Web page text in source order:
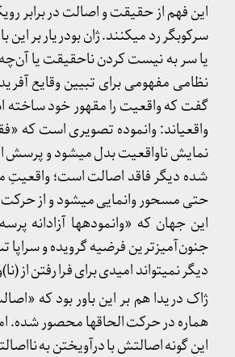
این فهم از حقیقت و اصالت در برابر
سرکوبگر رد می­کنند. ژان بودریار بر
نظامی مفهومی برای تبیین وقایع
گفت که واقعیت را مقهور خود ساخته
نمایش ناواقعیت بدل می­شود و پرسش
شده دیگر فاقد اصالت است؛ واقعیتِ
دیگر نمی­تواند امیدی برای فرا رفتن از
هماره در حرکت الحاق­ها محصور شده.